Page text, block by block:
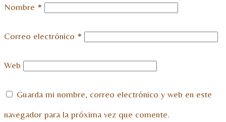
Nombre *
Correo electrónico *
Web
Guarda mi nombre, correo electrónico y web en este
navegador para la próxima vez que comente.